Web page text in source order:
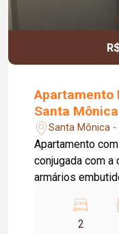
Apartamento
Santa Mônica
Santa Mônica -
Apartamento
conjugada com
armários
de serviço , 01
2